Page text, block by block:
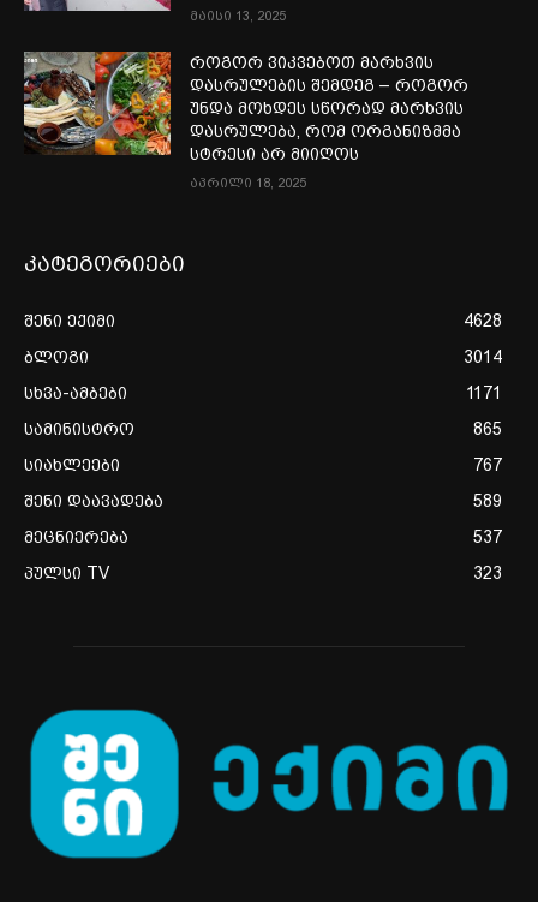
მაისი 13, 2025
როგორ ვიკვებოთ მარხვის
დასრულების შემდეგ – როგორ
უნდა მოხდეს სწორად მარხვის
დასრულება, რომ ორგანიზმმა
სტრესი არ მიიღოს
აპრილი 18, 2025
კატეგორიები
შენი ექიმი
4628
ბლოგი
3014
სხვა-ამბები
1171
სამინისტრო
865
სიახლეები
767
შენი დაავადება
589
მეცნიერება
537
პულსი TV
323